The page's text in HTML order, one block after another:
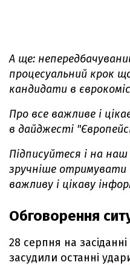
А ще:
процесуальний крок
кандидати в
Про все важливе і
в дайджесті
Підписуйтеся і на наш
зручніше
важливу і цікаву
Обговорення
28 серпня на
засудили останні